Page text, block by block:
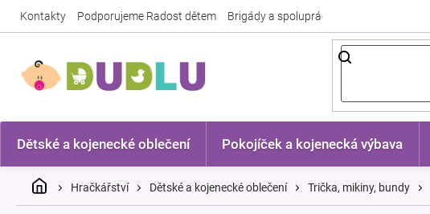
Kontakty Podporujeme Radost dětem Brigády a spolupráce
Dětské a kojenecké oblečení Pokojíček a kojenecká výbava
DomůHračkářství Dětské a kojenecké oblečení Trička, mikiny, bundy